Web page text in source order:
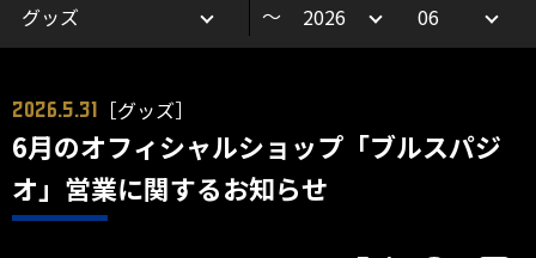
～
2026.5.31 ［グッズ］
6月のオフィシャルショップ「ブルスパジ
オ」営業に関するお知らせ